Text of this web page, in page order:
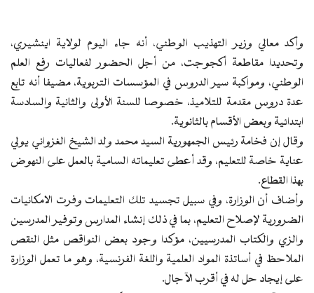
وأكد معالي وزير التهذيب الوطني، أنه جاء اليوم لولاية اينشيري،
وتحديدا مقاطعة أكجوجت، من أجل الحضور لفعاليات رفع العلم
الوطني، ومواكبة سير الدروس في المؤسسات التربوية، مضيفا أنه تابع
عدة دروس مقدمة للتلاميذ، خصوصا للسنة الأولى والثانية والسادسة
ابتدائية وبعض الأقسام بالثانوية.
وقال إن فخامة رئيس الجمهورية السيد محمد ولد الشيخ الغزواني يولي
عناية خاصة للتعليم، وقد أعطى تعليماته السامية بالعمل على النهوض
بهذا القطاع.
وأضاف أن الوزارة، وفي سبيل تجسيد تلك التعليمات وفرت الامكانيات
الضرورية لإصلاح التعليم، بما في ذلك إنشاء المدارس وتوفير المدرسين
والزي والكتاب المدرسيين، مؤكدا وجود بعض النواقص مثل النقص
الملاحظ في أساتذة المواد العلمية واللغة الفرنسية، وهو ما تعمل الوزارة
على إيجاد حل له في أقرب الآجال.